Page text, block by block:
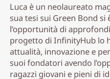
Luca è un neolaureato
sua tesi sui Green Bond si
l’opportunità di
progetto di InfinityHub lo
attualità, innovazione e
suoi fondatori avendo
ragazzi giovani e pieni di